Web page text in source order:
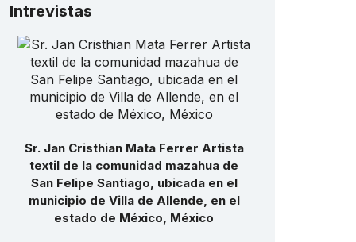
Intrevistas
Sr. Jan Cristhian Mata Ferrer Artista
textil de la comunidad mazahua de
San Felipe Santiago, ubicada en el
municipio de Villa de Allende, en el
estado de México, México